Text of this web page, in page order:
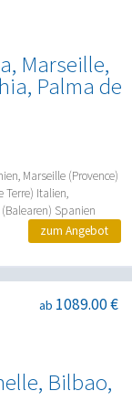
Marseille,
Palma de
Marseille (Provence)
Terre) Italien,
Spanien
zum Angebot
Bilbao,
ab 1089.00 €